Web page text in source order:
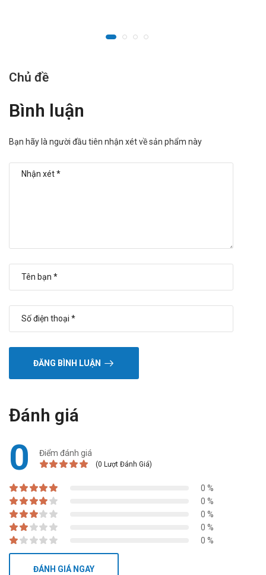
Chủ đề
Bình luận
Bạn hãy là người đầu tiên nhận xét về sản phẩm này
ĐĂNG BÌNH LUẬN
Đánh giá
0 Điểm đánh giá
(0 Lượt Đánh Giá)
0 %
0 %
0 %
0 %
0 %
ĐÁNH GIÁ NGAY